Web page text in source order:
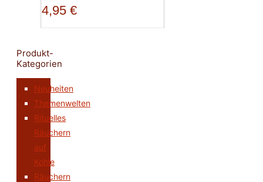
4,95 €
Produkt-
Kategorien
Neuheiten
Themenwelten
Rituelles
Räuchern
auf
Kohle
Räuchern